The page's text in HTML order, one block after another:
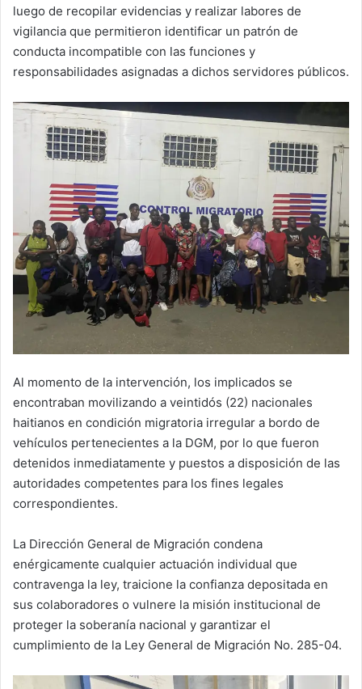
luego de recopilar evidencias y realizar labores de
vigilancia que permitieron identificar un patrón de
conducta incompatible con las funciones y
responsabilidades asignadas a dichos servidores públicos.
Al momento de la intervención, los implicados se
encontraban movilizando a veintidós (22) nacionales
haitianos en condición migratoria irregular a bordo de
vehículos pertenecientes a la DGM, por lo que fueron
detenidos inmediatamente y puestos a disposición de las
autoridades competentes para los fines legales
correspondientes.
La Dirección General de Migración condena
enérgicamente cualquier actuación individual que
contravenga la ley, traicione la confianza depositada en
sus colaboradores o vulnere la misión institucional de
proteger la soberanía nacional y garantizar el
cumplimiento de la Ley General de Migración No. 285-04.